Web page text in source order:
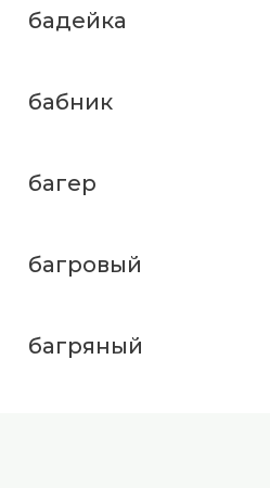
бадейка
бабник
багер
багровый
багряный